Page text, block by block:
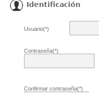
Identificación
Usuario(*)
Contraseña(*)
Confirmar contraseña(*)